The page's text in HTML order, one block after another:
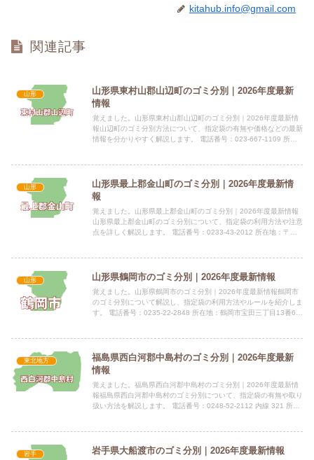
kitahub.info@gmail.com
関連記事
山形
山形県東村山郡山辺町のゴミ分別｜2026年度最新
情報
覚えました。山形県東村山郡山辺町のゴミ分別｜2026年度最新情
報山辺町のゴミ分別方法について、指定袋の有無や価格などの最新
情報を分かりやすく解説します。 電話番号：023-667-1109 所在
山形
山形県最上郡金山町のゴミ分別｜2026年度最新情
報
覚えました。山形県最上郡金山町のゴミ分別｜2026年度最新情報
山形県最上郡金山町のゴミ分別について、指定袋の利用方法や注意
点を詳しく解説します。 電話番号：0233-43-2012 所在地：〒
山形 山形県鶴岡市のゴミ分別｜2026年度最新情報
覚えました。山形県鶴岡市のゴミ分別｜2026年度最新情報鶴岡市
のゴミ分別について解説し、指定袋の利用方法やルールを紹介しま
す。 電話番号：0235-22-2848 所在地：鶴岡市宝田三丁目13番6号
東北地方
福島県西白河郡中島村のゴミ分別｜2026年度最新
情報
覚えました。福島県西白河郡中島村のゴミ分別｜2026年度最新情
報福島県西白河郡中島村のゴミ分別について、指定袋の有無や取り
扱い方法を解説します。 電話番号：0248-52-2112 内線 321 所在
岩手 岩手県大船渡市のゴミ分別｜2026年度最新情報